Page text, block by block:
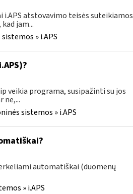
i.APS atstovavimo teisės suteikiamos
jam...
» i.APS
veikia programa, susipažinti su jos
ne,...
sistemos » i.APS
automatiškai (duomenų
» i.APS